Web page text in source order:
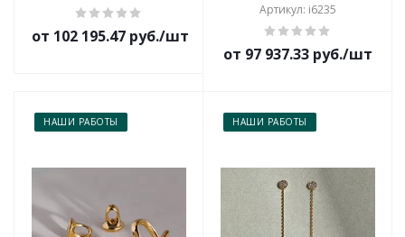
от 102 195.47 руб./шт
Артикул: i6235
от 97 937.33 руб./шт
НАШИ РАБОТЫ НАШИ РАБОТЫ